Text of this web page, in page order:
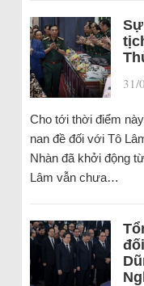
31/
Cho tới thời điểm
nan đề đối với Tô
Nhàn đã khởi động
Lâm vẫn chưa…